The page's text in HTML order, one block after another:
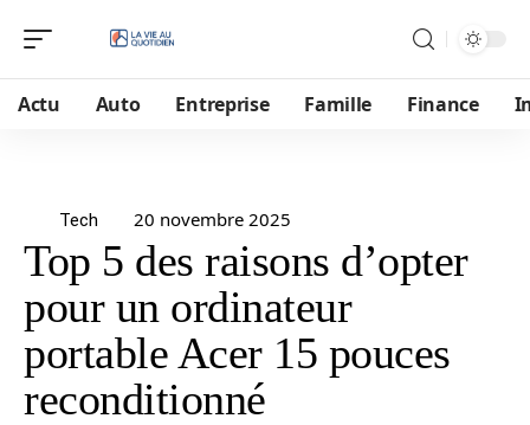
Actu Auto Entreprise Famille Finance
Tech 20 novembre 2025
Top 5 des raisons d’opter
pour un ordinateur
portable Acer 15 pouces
reconditionné